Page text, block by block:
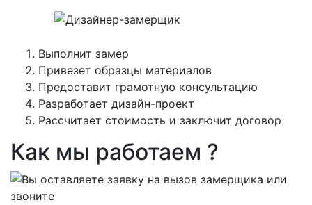
Выполнит замер
Привезет образцы материалов
Предоставит грамотную консультацию
Разработает дизайн-проект
Рассчитает стоимость и заключит договор
Как мы работаем ?